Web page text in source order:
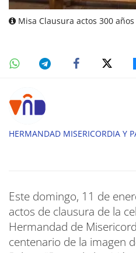
Misa Clausura actos 300
HERMANDAD MISERICORDIA Y
Este domingo, 11 de
actos de clausura de la
Hermandad de
centenario de la imagen